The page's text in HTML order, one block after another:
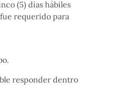
(5) días hábiles
requerido para
responder dentro